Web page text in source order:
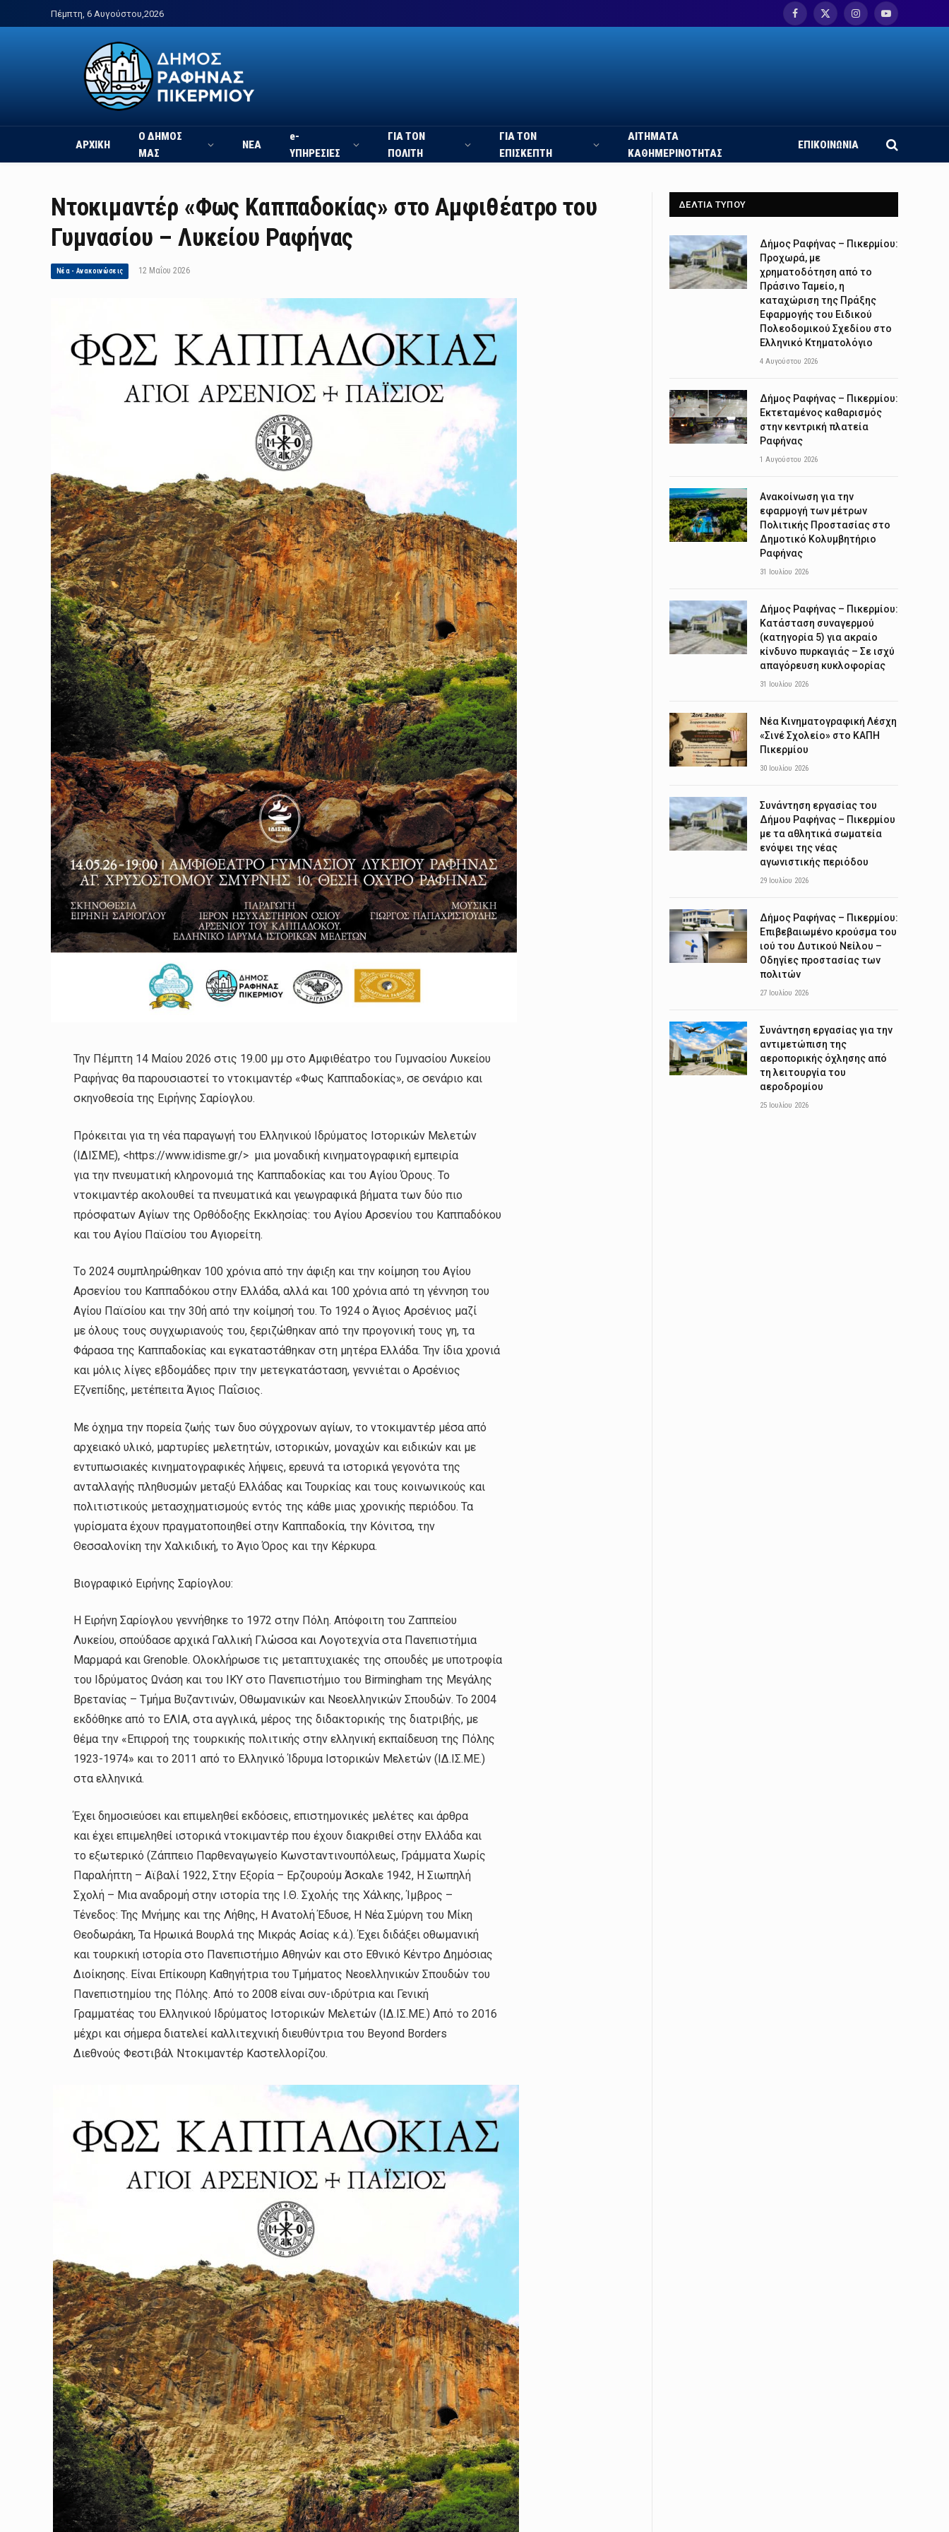
Πέμπτη, 6 Αυγούστου,2026
Facebook
X
InstagramYouTube
ΑΡΧΙΚΗ
Ο ΔΗΜΟΣ
ΜΑΣ
ΝΕΑ
e-
ΥΠΗΡΕΣΙΕΣ
ΓΙΑ ΤΟΝ
ΠΟΛΙΤΗ
ΓΙΑ ΤΟΝ
ΕΠΙΣΚΕΠΤΗ
ΑΙΤΗΜΑΤΑ
ΚΑΘΗΜΕΡΙΝΟΤΗΤΑΣ
ΕΠΙΚΟΙΝΩΝΙΑ
Nτοκιμαντέρ «Φως Καππαδοκίας» στο Αμφιθέατρο του
Γυμνασίου – Λυκείου Ραφήνας
Νέα - Ανακοινώσεις 12 Μαΐου 2026
Την Πέμπτη 14 Μαίου 2026 στις 19.00 μμ στο Αμφιθέατρο του Γυμνασίου Λυκείου
Ραφήνας θα παρουσιαστεί το ντοκιμαντέρ «Φως Καππαδοκίας», σε σενάριο και
σκηνοθεσία της Ειρήνης Σαρίογλου.
Πρόκειται για τη νέα παραγωγή του Ελληνικού Ιδρύματος Ιστορικών Μελετών
(ΙΔΙΣΜΕ), <https://www.idisme.gr/> μια μοναδική κινηματογραφική εμπειρία
για την πνευματική κληρονομιά της Καππαδοκίας και του Αγίου Όρους. Το
ντοκιμαντέρ ακολουθεί τα πνευματικά και γεωγραφικά βήματα των δύο πιο
πρόσφατων Αγίων της Ορθόδοξης Εκκλησίας: του Αγίου Αρσενίου του Καππαδόκου
και του Αγίου Παϊσίου του Αγιορείτη.
Τo 2024 συμπληρώθηκαν 100 χρόνια από την άφιξη και την κοίμηση του Αγίου
Αρσενίου του Καππαδόκου στην Ελλάδα, αλλά και 100 χρόνια από τη γέννηση του
Αγίου Παϊσίου και την 30ή από την κοίμησή του. Το 1924 ο Άγιος Αρσένιος μαζί
με όλους τους συγχωριανούς του, ξεριζώθηκαν από την προγονική τους γη, τα
Φάρασα της Καππαδοκίας και εγκαταστάθηκαν στη μητέρα Ελλάδα. Την ίδια χρονιά
και μόλις λίγες εβδομάδες πριν την μετεγκατάσταση, γεννιέται ο Αρσένιος
Εζνεπίδης, μετέπειτα Άγιος Παΐσιος.
Με όχημα την πορεία ζωής των δυο σύγχρονων αγίων, το ντοκιμαντέρ μέσα από
αρχειακό υλικό, μαρτυρίες μελετητών, ιστορικών, μοναχών και ειδικών και με
εντυπωσιακές κινηματογραφικές λήψεις, ερευνά τα ιστορικά γεγονότα της
ανταλλαγής πληθυσμών μεταξύ Ελλάδας και Τουρκίας και τους κοινωνικούς και
πολιτιστικούς μετασχηματισμούς εντός της κάθε μιας χρονικής περιόδου. Τα
γυρίσματα έχουν πραγματοποιηθεί στην Καππαδοκία, την Κόνιτσα, την
Θεσσαλονίκη την Χαλκιδική, το Άγιο Όρος και την Κέρκυρα.
Βιογραφικό Ειρήνης Σαρίογλου:
Η Ειρήνη Σαρίογλου γεννήθηκε το 1972 στην Πόλη. Απόφοιτη του Ζαππείου
Λυκείου, σπούδασε αρχικά Γαλλική Γλώσσα και Λογοτεχνία στα Πανεπιστήμια
Μαρμαρά και Grenoble. Ολοκλήρωσε τις μεταπτυχιακές της σπουδές με υποτροφία
του Ιδρύματος Ωνάση και του ΙΚΥ στο Πανεπιστήμιο του Birmingham της Μεγάλης
Βρετανίας – Τμήμα Βυζαντινών, Οθωμανικών και Νεοελληνικών Σπουδών. Το 2004
εκδόθηκε από το ΕΛΙΑ, στα αγγλικά, μέρος της διδακτορικής της διατριβής, με
θέμα την «Επιρροή της τουρκικής πολιτικής στην ελληνική εκπαίδευση της Πόλης
1923-1974» και το 2011 από το Ελληνικό Ίδρυμα Ιστορικών Μελετών (ΙΔ.ΙΣ.ΜΕ.)
στα ελληνικά.
Έχει δημοσιεύσει και επιμεληθεί εκδόσεις, επιστημονικές μελέτες και άρθρα
και έχει επιμεληθεί ιστορικά ντοκιμαντέρ που έχουν διακριθεί στην Ελλάδα και
το εξωτερικό (Ζάππειο Παρθεναγωγείο Κωνσταντινουπόλεως, Γράμματα Χωρίς
Παραλήπτη – Αϊβαλί 1922, Στην Εξορία – Ερζουρούμ Άσκαλε 1942, Η Σιωπηλή
Σχολή – Μια αναδρομή στην ιστορία της Ι.Θ. Σχολής της Χάλκης, Ίμβρος –
Τένεδος: Της Μνήμης και της Λήθης, Η Ανατολή Έδυσε, Η Νέα Σμύρνη του Μίκη
Θεοδωράκη, Τα Ηρωικά Βουρλά της Μικράς Ασίας κ.ά.). Έχει διδάξει οθωμανική
και τουρκική ιστορία στο Πανεπιστήμιο Αθηνών και στο Εθνικό Κέντρο Δημόσιας
Διοίκησης. Είναι Επίκουρη Καθηγήτρια του Τμήματος Νεοελληνικών Σπουδών του
Πανεπιστημίου της Πόλης. Από το 2008 είναι συν-ιδρύτρια και Γενική
Γραμματέας του Ελληνικού Ιδρύματος Ιστορικών Μελετών (ΙΔ.ΙΣ.ΜΕ.) Από το 2016
μέχρι και σήμερα διατελεί καλλιτεχνική διευθύντρια του Beyond Borders
Διεθνούς Φεστιβάλ Ντοκιμαντέρ Καστελλορίζου.
ΔΕΛΤΙΑ ΤΥΠΟΥ
Δήμος Ραφήνας – Πικερμίου:
Προχωρά, με
χρηματοδότηση από το
Πράσινο Ταμείο, η
καταχώριση της Πράξης
Εφαρμογής του Ειδικού
Πολεοδομικού Σχεδίου στο
Ελληνικό Κτηματολόγιο
4 Αυγούστου 2026
Δήμος Ραφήνας – Πικερμίου:
Εκτεταμένος καθαρισμός
στην κεντρική πλατεία
Ραφήνας
1 Αυγούστου 2026
Ανακοίνωση για την
εφαρμογή των μέτρων
Πολιτικής Προστασίας στο
Δημοτικό Κολυμβητήριο
Ραφήνας
31 Ιουλίου 2026
Δήμος Ραφήνας – Πικερμίου:
Κατάσταση συναγερμού
(κατηγορία 5) για ακραίο
κίνδυνο πυρκαγιάς – Σε ισχύ
απαγόρευση κυκλοφορίας
31 Ιουλίου 2026
Νέα Κινηματογραφική Λέσχη
«Σινέ Σχολείο» στο ΚΑΠΗ
Πικερμίου
30 Ιουλίου 2026
Συνάντηση εργασίας του
Δήμου Ραφήνας – Πικερμίου
με τα αθλητικά σωματεία
ενόψει της νέας
αγωνιστικής περιόδου
29 Ιουλίου 2026
Δήμος Ραφήνας – Πικερμίου:
Επιβεβαιωμένο κρούσμα του
ιού του Δυτικού Νείλου –
Οδηγίες προστασίας των
πολιτών
27 Ιουλίου 2026
Συνάντηση εργασίας για την
αντιμετώπιση της
αεροπορικής όχλησης από
τη λειτουργία του
αεροδρομίου
25 Ιουλίου 2026